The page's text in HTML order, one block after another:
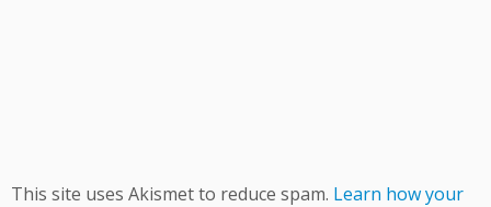
This site uses Akismet to reduce spam. Learn how your